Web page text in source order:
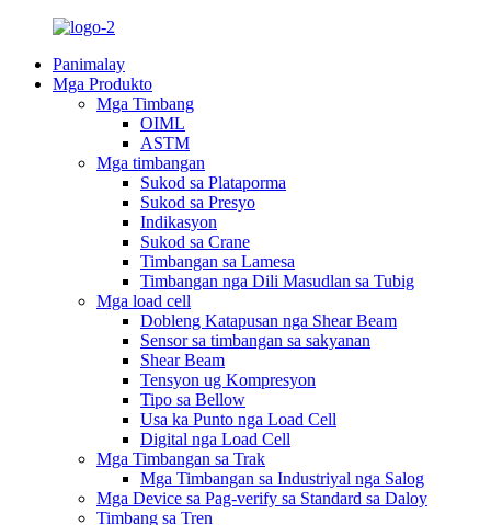
Panimalay
Mga Produkto
Mga Timbang
OIML
ASTM
Mga timbangan
Sukod sa Plataporma
Sukod sa Presyo
Indikasyon
Sukod sa Crane
Timbangan sa Lamesa
Timbangan nga Dili Masudlan sa Tubig
Mga load cell
Dobleng Katapusan nga Shear Beam
Sensor sa timbangan sa sakyanan
Shear Beam
Tensyon ug Kompresyon
Tipo sa Bellow
Usa ka Punto nga Load Cell
Digital nga Load Cell
Mga Timbangan sa Trak
Mga Timbangan sa Industriyal nga Salog
Mga Device sa Pag-verify sa Standard sa Daloy
Timbang sa Tren